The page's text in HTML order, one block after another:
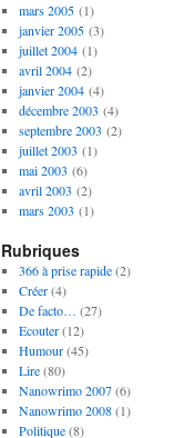
mars 2005(1)
janvier 2005(3)
juillet 2004(1)
avril 2004(2)
janvier 2004(4)
décembre 2003 (4)
septembre 2003 (2)
juillet 2003 (1)
mai 2003 (6)
avril 2003 (2)
mars 2003 (1)
Rubriques
366 à prise rapide(2)
Créer(4)
De facto… (27)
Ecouter(12)
Humour(45)
Lire(80)
Nanowrimo 2007(6)
Nanowrimo 2008(1)
Politique(8)